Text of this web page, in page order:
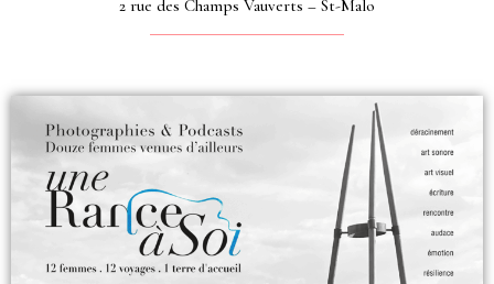
2 rue des Champs Vauverts – St-Malo